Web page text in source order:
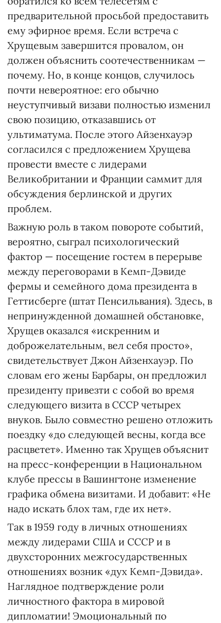
предварительной просьбой предоставить
ему эфирное время. Если встреча с
Хрущевым завершится провалом, он
должен объяснить соотечественникам —
почему. Но, в конце концов, случилось
почти невероятное: его обычно
неуступчивый визави полностью изменил
свою позицию, отказавшись от
ультиматума. После этого Айзенхауэр
согласился с предложением Хрущева
провести вместе с лидерами
Великобритании и Франции саммит для
обсуждения берлинской и других
проблем.
Важную роль в таком повороте событий,
вероятно, сыграл психологический
фактор — посещение гостем в перерыве
между переговорами в Кемп-Дэвиде
фермы и семейного дома президента в
Геттисберге (штат Пенсильвания). Здесь, в
непринужденной домашней обстановке,
Хрущев оказался «искренним и
доброжелательным, вел себя просто»,
свидетельствует Джон Айзенхауэр. По
словам его жены Барбары, он предложил
президенту привезти с собой во время
следующего визита в СССР четырех
внуков. Было совместно решено отложить
поездку «до следующей весны, когда все
расцветет». Именно так Хрущев объяснит
на пресс-конференции в Национальном
клубе прессы в Вашингтоне изменение
графика обмена визитами. И добавит: «Не
надо искать блох там, где их нет».
Так в 1959 году в личных отношениях
между лидерами США и СССР и в
двухсторонних межгосударственных
отношениях возник «дух Кемп-Дэвида».
Наглядное подтверждение роли
личностного фактора в мировой
дипломатии! Эмоциональный по